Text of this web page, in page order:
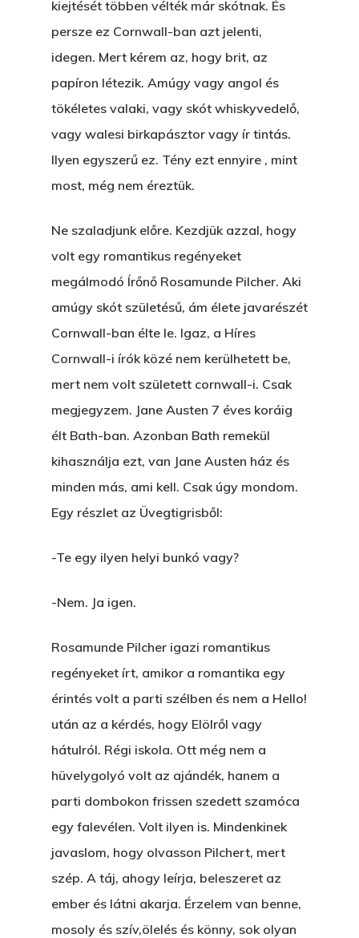
kiejtését többen vélték már skótnak. És
persze ez Cornwall-ban azt jelenti,
idegen. Mert kérem az, hogy brit, az
papíron létezik. Amúgy vagy angol és
tökéletes valaki, vagy skót whiskyvedelő,
vagy walesi birkapásztor vagy ír tintás.
Ilyen egyszerű ez. Tény ezt ennyire , mint
most, még nem éreztük.
Ne szaladjunk előre. Kezdjük azzal, hogy
volt egy romantikus regényeket
megálmodó Írőnő Rosamunde Pilcher. Aki
amúgy skót születésű, ám élete javarészét
Cornwall-ban élte le. Igaz, a Híres
Cornwall-i írók közé nem kerülhetett be,
mert nem volt született cornwall-i. Csak
megjegyzem. Jane Austen 7 éves koráig
élt Bath-ban. Azonban Bath remekül
kihasználja ezt, van Jane Austen ház és
minden más, ami kell. Csak úgy mondom.
Egy részlet az Üvegtigrisből:
-Te egy ilyen helyi bunkó vagy?
-Nem. Ja igen.
Rosamunde Pilcher igazi romantikus
regényeket írt, amikor a romantika egy
érintés volt a parti szélben és nem a Hello!
után az a kérdés, hogy Elölről vagy
hátulról. Régi iskola. Ott még nem a
hüvelygolyó volt az ajándék, hanem a
parti dombokon frissen szedett szamóca
egy falevélen. Volt ilyen is. Mindenkinek
javaslom, hogy olvasson Pilchert, mert
szép. A táj, ahogy leírja, beleszeret az
ember és látni akarja. Érzelem van benne,
mosoly és szív,ölelés és könny, sok olyan
Főoldal
Bolt
Könyveim
Szerelem És…
Novellák
Novellák
Rólam